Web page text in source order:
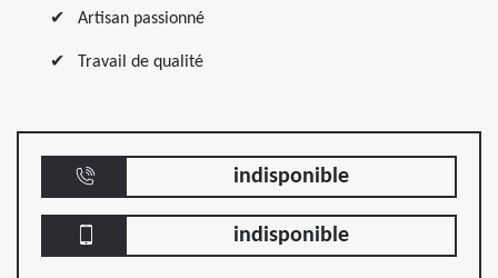
Artisan passionné
Travail de qualité
indisponible
indisponible